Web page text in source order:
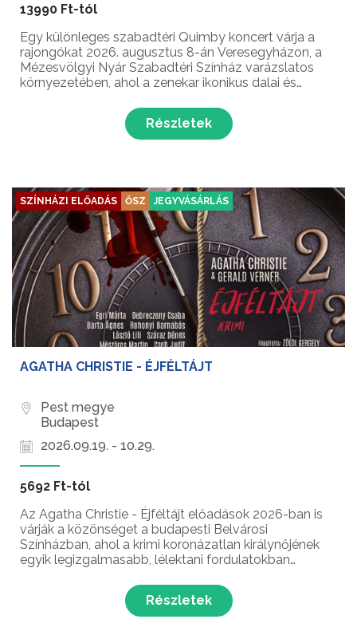
13990 Ft-tól
Egy különleges szabadtéri Quimby koncert várja a
rajongókat 2026. augusztus 8-án Veresegyházon, a
Mézesvölgyi Nyár Szabadtéri Színház varázslatos
környezetében, ahol a zenekar ikonikus dalai és
nyári estén. A koncert 20:00-kor kezdődik, esőnap
Részletek
SZÍNHÁZI ELŐADÁS ŐSZ JEGYVÁSÁRLÁS
AGATHA CHRISTIE - ÉJFÉLTÁJT
Pest megye
Budapest
2026.09.19. - 10.29.
5692 Ft-tól
Az Agatha Christie - Éjféltájt előadások 2026-ban is
várják a közönséget a budapesti Belvárosi
Színházban, ahol a krimi koronázatlan királynőjének
egyik legizgalmasabb, lélektani fordulatokban
Iroda előadása egy pattanásig feszült alaphelyzetet
Részletek